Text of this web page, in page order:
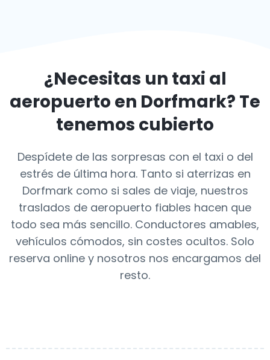
¿Necesitas un taxi al
aeropuerto en Dorfmark? Te
tenemos cubierto
Despídete de las sorpresas con el taxi o del
estrés de última hora. Tanto si aterrizas en
Dorfmark como si sales de viaje, nuestros
traslados de aeropuerto fiables hacen que
todo sea más sencillo. Conductores amables,
vehículos cómodos, sin costes ocultos. Solo
reserva online y nosotros nos encargamos del
resto.